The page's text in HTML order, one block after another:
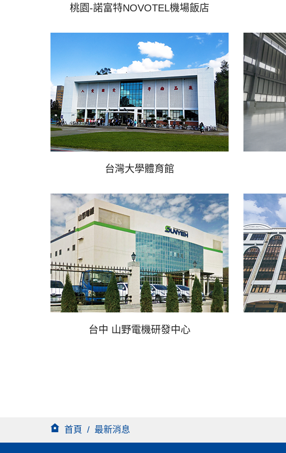
桃園-諾富特NOVOTEL機場飯店
台灣大學體育館
台中 山野電機研發中心
首頁 / 最新消息